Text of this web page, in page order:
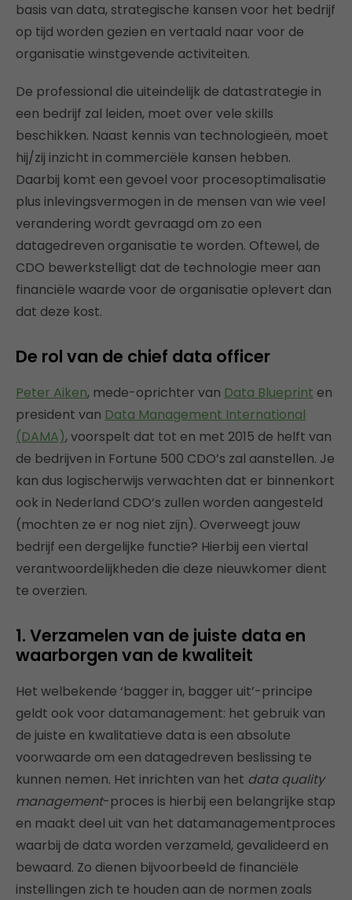
basis van data, strategische kansen voor het bedrijf
op tijd worden gezien en vertaald naar voor de
organisatie winstgevende activiteiten.
De professional die uiteindelijk de datastrategie in
een bedrijf zal leiden, moet over vele skills
beschikken. Naast kennis van technologieën, moet
hij/zij inzicht in commerciële kansen hebben.
Daarbij komt een gevoel voor procesoptimalisatie
plus inlevingsvermogen in de mensen van wie veel
verandering wordt gevraagd om zo een
datagedreven organisatie te worden. Oftewel, de
CDO bewerkstelligt dat de technologie meer aan
financiële waarde voor de organisatie oplevert dan
dat deze kost.
De rol van de chief data officer
Peter Aiken, mede-oprichter van Data Blueprint en
president van Data Management International
(DAMA), voorspelt dat tot en met 2015 de helft van
de bedrijven in Fortune 500 CDO’s zal aanstellen. Je
kan dus logischerwijs verwachten dat er binnenkort
ook in Nederland CDO’s zullen worden aangesteld
(mochten ze er nog niet zijn). Overweegt jouw
bedrijf een dergelijke functie? Hierbij een viertal
verantwoordelijkheden die deze nieuwkomer dient
te overzien.
1. Verzamelen van de juiste data en
waarborgen van de kwaliteit
Het welbekende ‘bagger in, bagger uit’-principe
geldt ook voor datamanagement: het gebruik van
de juiste en kwalitatieve data is een absolute
voorwaarde om een datagedreven beslissing te
kunnen nemen. Het inrichten van het data quality
management-proces is hierbij een belangrijke stap
en maakt deel uit van het datamanagementproces
waarbij de data worden verzameld, gevalideerd en
bewaard. Zo dienen bijvoorbeeld de financiële
instellingen zich te houden aan de normen zoals